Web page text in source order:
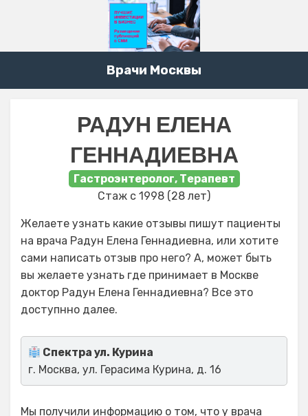
Врачи Москвы
РАДУН ЕЛЕНА
ГЕННАДИЕВНА
Гастроэнтеролог, Терапевт
Стаж с 1998 (28 лет)
Желаете узнать какие отзывы пишут пациенты
на врача Радун Елена Геннадиевна, или хотите
сами написать отзыв про него? А, может быть
вы желаете узнать где принимает в Москве
доктор Радун Елена Геннадиевна? Все это
доступнно далее.
Спектра ул. Курина
г. Москва, ул. Герасима Курина, д. 16
Мы получили информацию о том, что у врача